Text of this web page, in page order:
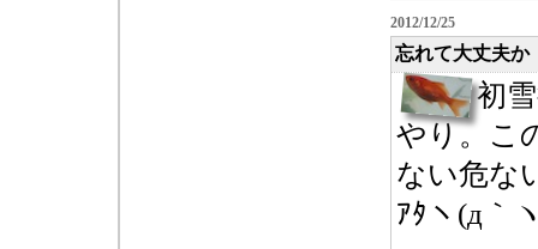
2012/12/25
忘れて大丈夫か
初
やり。こ
ない危な
ｱﾀヽ(д｀